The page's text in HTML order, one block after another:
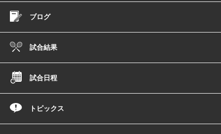
ブログ
試合結果
試合日程
トピックス